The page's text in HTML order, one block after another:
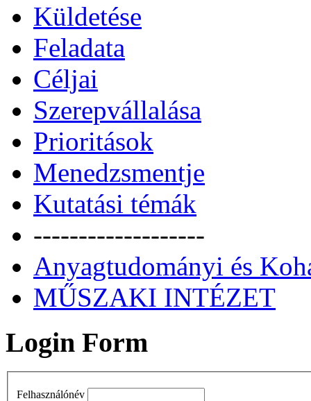
Küldetése
Feladata
Céljai
Szerepvállalása
Prioritások
Menedzsmentje
Kutatási témák
-------------------
Anyagtudományi és
MŰSZAKI INTÉZET
Login Form
Felhasználónév